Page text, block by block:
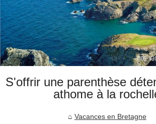
S'offrir une parenthèse
athome à la
Vacances en Bretagne